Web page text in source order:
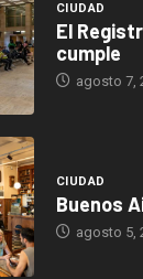
CIUDAD
El
cumple
agosto 7,
CIUDAD
Buenos
agosto 5,